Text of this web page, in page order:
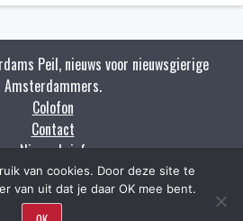
Peil, nieuws voor nieuwsgierige
Amsterdammers.
Colofon
Contact
Nieuwsbrief
Zoeken
van cookies. Door deze site te
van uit dat je daar OK mee bent.